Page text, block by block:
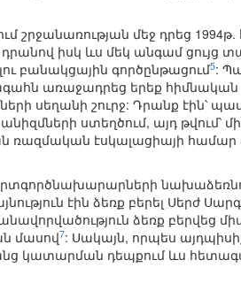
շրջանառության մեջ դրեց
իսկ ևս մեկ անգամ ցույց
բանակցային գործընթացում5:
առաջադրեց երեք
սեղանի շուրջ: Դրանք էին՝
ստեղծում, այդ թվում՝
ռազմական էսկալացիայի համար
էին ձեռք բերել Սերժ
ձեռք բերվեց
մասով7: Սակայն, որպես
կատարման դեպքում ևս